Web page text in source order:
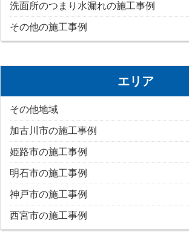
洗面所のつまり水漏れの施工事例
その他の施工事例
エリア
その他地域
加古川市の施工事例
姫路市の施工事例
明石市の施工事例
神戸市の施工事例
西宮市の施工事例